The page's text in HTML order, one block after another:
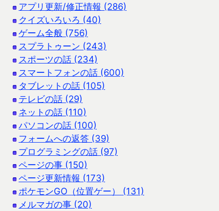
アプリ更新/修正情報 (286)
クイズいろいろ (40)
ゲーム全般 (756)
スプラトゥーン (243)
スポーツの話 (234)
スマートフォンの話 (600)
タブレットの話 (105)
テレビの話 (29)
ネットの話 (110)
パソコンの話 (100)
フォームへの返答 (39)
プログラミングの話 (97)
ページの事 (150)
ページ更新情報 (173)
ポケモンGO（位置ゲー） (131)
メルマガの事 (20)